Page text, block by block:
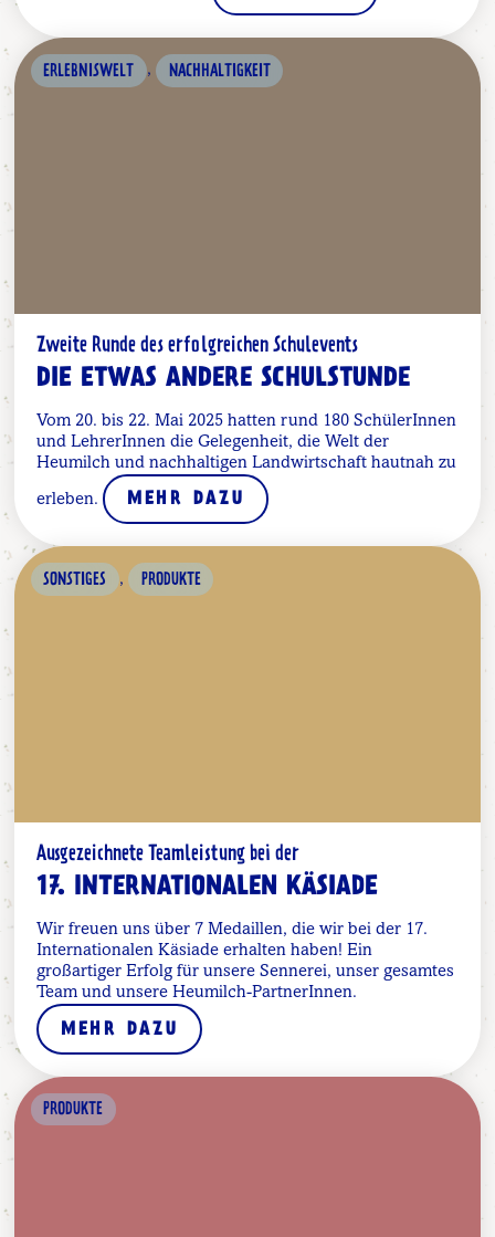
ERLEBNISWELT , NACHHALTIGKEIT
Zweite Runde des erfolgreichen Schulevents
DIE ETWAS ANDERE SCHULSTUNDE
Vom 20. bis 22. Mai 2025 hatten rund 180 SchülerInnen
und LehrerInnen die Gelegenheit, die Welt der
Heumilch und nachhaltigen Landwirtschaft hautnah zu
erleben. MEHR DAZU
SONSTIGES , PRODUKTE
Ausgezeichnete Teamleistung bei der
17. INTERNATIONALEN KÄSIADE
Wir freuen uns über 7 Medaillen, die wir bei der 17.
Internationalen Käsiade erhalten haben! Ein
großartiger Erfolg für unsere Sennerei, unser gesamtes
Team und unsere Heumilch-PartnerInnen.
MEHR DAZU
PRODUKTE